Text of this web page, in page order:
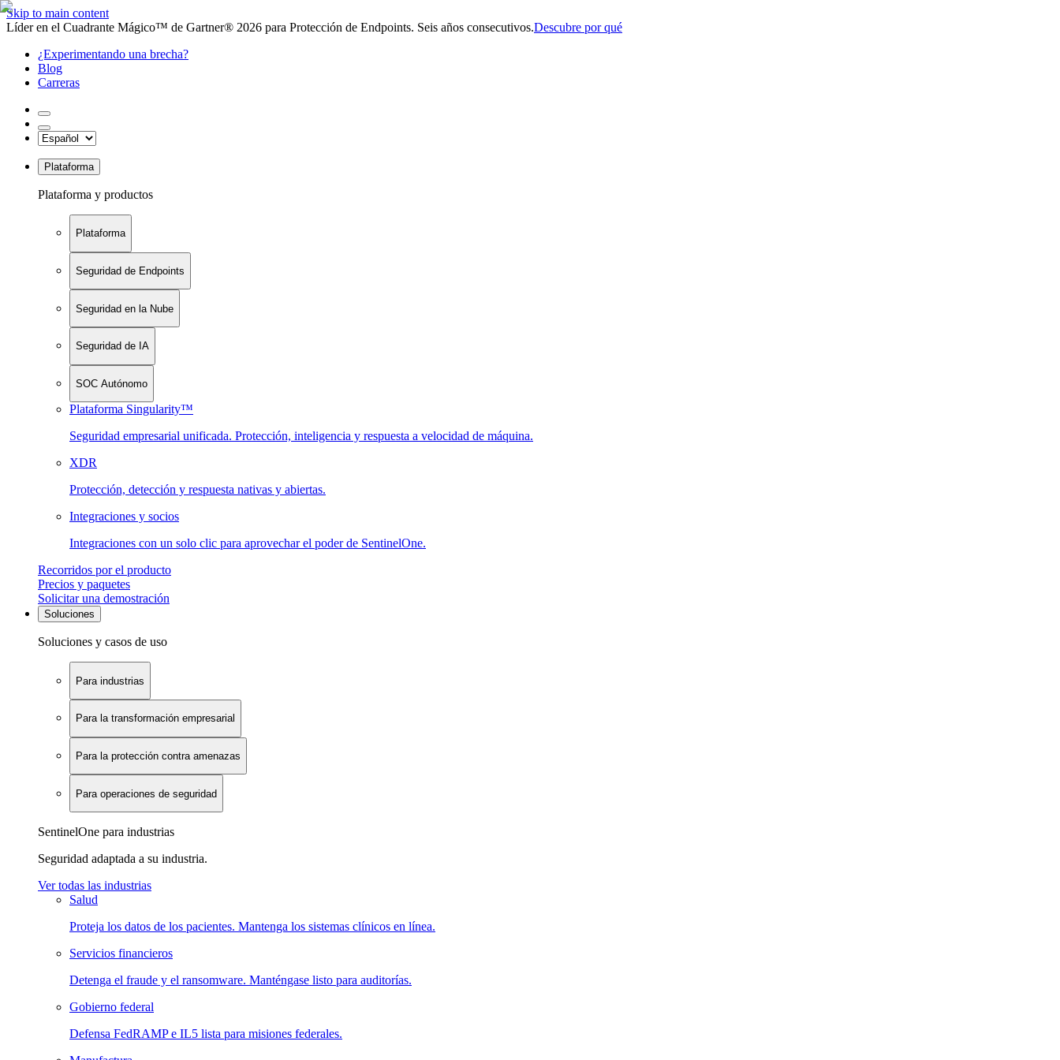
Skip to main content
Líder en el Cuadrante Mágico™ de Gartner® 2026 para Protección de Endpoints. Seis años consecutivos.Descubre por qué
¿Experimentando una brecha?
Blog
Carreras
Plataforma
Plataforma y productos
Plataforma
Seguridad de Endpoints
Seguridad en la Nube
Seguridad de IA
SOC Autónomo
Plataforma Singularity™
Seguridad empresarial unificada. Protección, inteligencia y respuesta a velocidad de máquina.
XDR
Protección, detección y respuesta nativas y abiertas.
Integraciones y socios
Integraciones con un solo clic para aprovechar el poder de SentinelOne.
Recorridos por el producto
Precios y paquetes
Solicitar una demostración
Soluciones
Soluciones y casos de uso
Para industrias
Para la transformación empresarial
Para la protección contra amenazas
Para operaciones de seguridad
SentinelOne para industrias
Seguridad adaptada a su industria.
Ver todas las industrias
Salud
Proteja los datos de los pacientes. Mantenga los sistemas clínicos en línea.
Servicios financieros
Detenga el fraude y el ransomware. Manténgase listo para auditorías.
Gobierno federal
Defensa FedRAMP e IL5 lista para misiones federales.